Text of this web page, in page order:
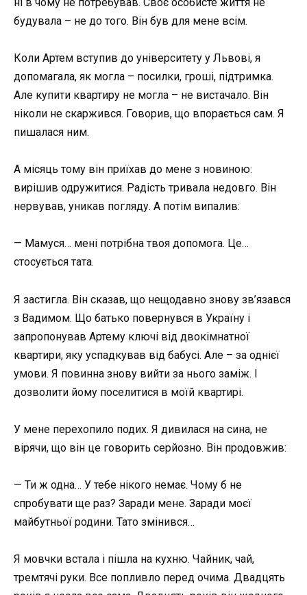
будувала – не до того. Він був для мене всім.
Коли Артем вступив до університету у Львові, я
допомагала, як могла – посилки, гроші, підтримка.
Але купити квартиру не могла – не вистачало. Він
ніколи не скаржився. Говорив, що впорається сам. Я
пишалася ним.
А місяць тому він приїхав до мене з новиною:
вирішив одружитися. Радість тривала недовго. Він
нервував, уникав погляду. А потім випалив:
— Мамуся… мені потрібна твоя допомога. Це…
стосується тата.
Я застигла. Він сказав, що нещодавно знову зв’язався
з Вадимом. Що батько повернувся в Україну і
запропонував Артему ключі від двокімнатної
квартири, яку успадкував від бабусі. Але – за однієї
умови. Я повинна знову вийти за нього заміж. І
дозволити йому поселитися в моїй квартирі.
У мене перехопило подих. Я дивилася на сина, не
вірячи, що він це говорить серйозно. Він продовжив:
— Ти ж одна… У тебе нікого немає. Чому б не
спробувати ще раз? Заради мене. Заради моєї
майбутньої родини. Тато змінився…
Я мовчки встала і пішла на кухню. Чайник, чай,
тремтячі руки. Все попливло перед очима. Двадцять